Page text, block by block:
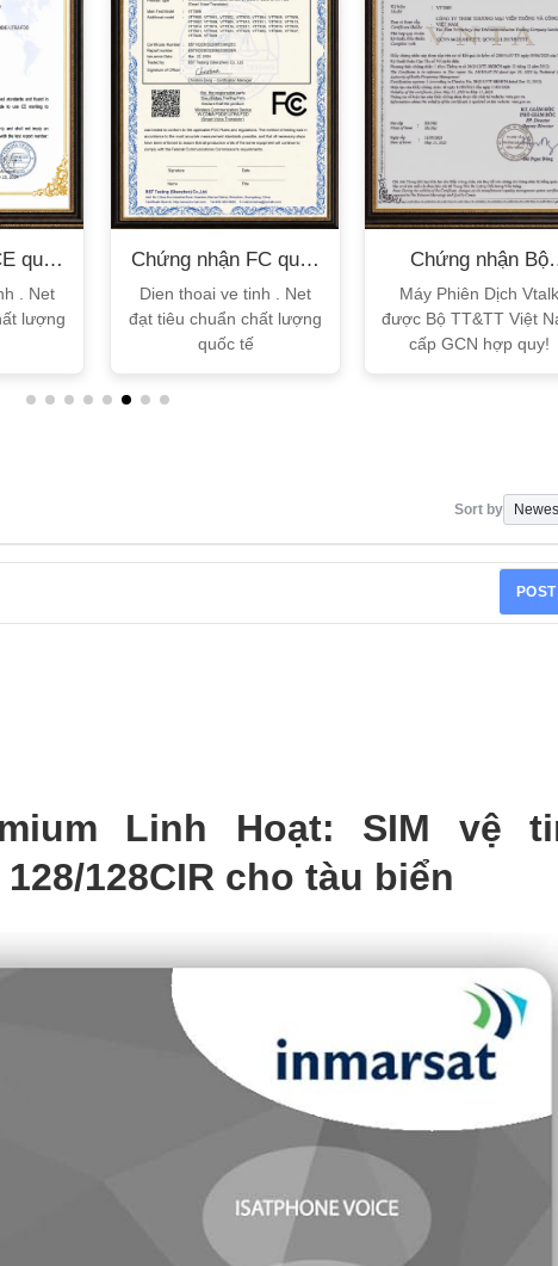
quốc
. Net
lượng
Chứng nhận FC quốc
tế
Dien thoai ve tinh . Net
đạt tiêu chuẩn chất lượng
quốc tế
Chứng nhận Bộ
TT&TT
Máy Phiên Dịch
được Bộ TT&TT Việt
cấp GCN hợp quy!
Sort by
POST
Linh Hoạt: SIM vệ
128CIR cho tàu biển